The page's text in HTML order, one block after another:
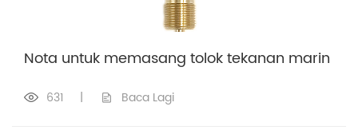
Nota untuk memasang tolok tekanan marin
631 | Baca Lagi